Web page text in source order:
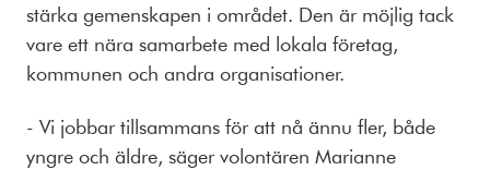
stärka gemenskapen i området. Den är möjlig tack
vare ett nära samarbete med lokala företag,
kommunen och andra organisationer.
- Vi jobbar tillsammans för att nå ännu fler, både
yngre och äldre, säger volontären Marianne